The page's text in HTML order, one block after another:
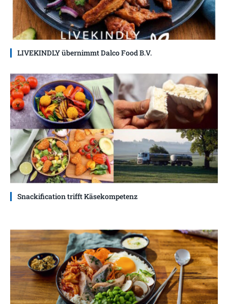
LIVEKINDLY übernimmt Dalco Food B.V.
Snackification trifft Käsekompetenz